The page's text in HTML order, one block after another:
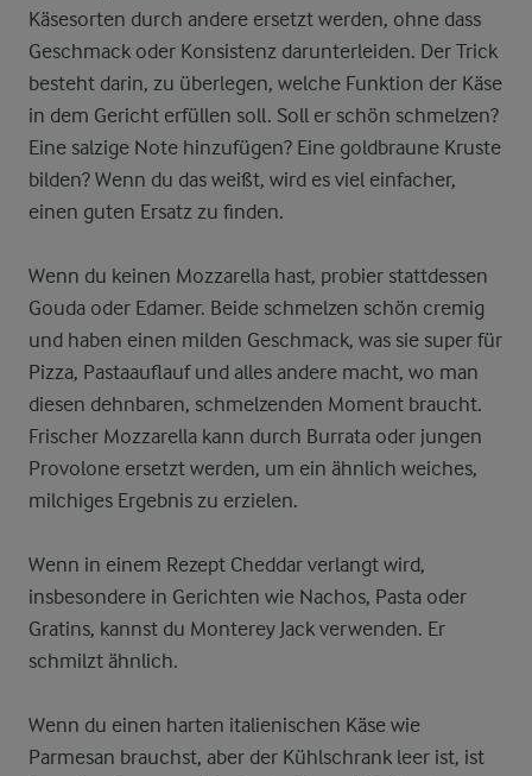
Käsesorten durch andere ersetzt werden, ohne dass
Geschmack oder Konsistenz darunterleiden. Der Trick
besteht darin, zu überlegen, welche Funktion der Käse
in dem Gericht erfüllen soll. Soll er schön schmelzen?
Eine salzige Note hinzufügen? Eine goldbraune Kruste
bilden? Wenn du das weißt, wird es viel einfacher,
einen guten Ersatz zu finden.
Wenn du keinen Mozzarella hast, probier stattdessen
Gouda oder Edamer. Beide schmelzen schön cremig
und haben einen milden Geschmack, was sie super für
Pizza, Pastaauflauf und alles andere macht, wo man
diesen dehnbaren, schmelzenden Moment braucht.
Frischer Mozzarella kann durch Burrata oder jungen
Provolone ersetzt werden, um ein ähnlich weiches,
milchiges Ergebnis zu erzielen.
Wenn in einem Rezept Cheddar verlangt wird,
insbesondere in Gerichten wie Nachos, Pasta oder
Gratins, kannst du Monterey Jack verwenden. Er
schmilzt ähnlich.
Wenn du einen harten italienischen Käse wie
Parmesan brauchst, aber der Kühlschrank leer ist, ist